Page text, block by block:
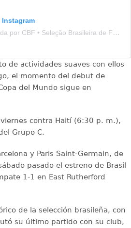
Una publicación compartida por CBF • Seleção Brasileira de Futebol (@brasil)
de actividades suaves con ellos
el momento del debut de
del Mundo sigue en
contra Haití (6:30 p. m.),
Grupo C.
y Paris Saint-Germain, de
pasado el estreno de Brasil
1-1 en East Rutherford
de la selección brasileña, con
su último partido con su club,